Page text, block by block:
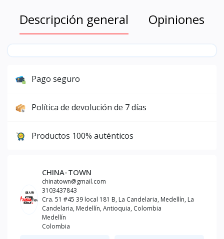
Descripción general Opiniones
Pago seguro
Política de devolución de 7 días
Productos 100% auténticos
CHINA-TOWN
chinatown@gmail.com
3103437843
Cra. 51 #45 39 local 181 B, La Candelaria, Medellín, La
Candelaria, Medellín, Antioquia, Colombia
Medellín
Colombia